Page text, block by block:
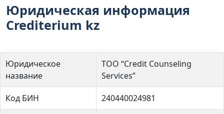
Юридическая информация
Crediterium kz
Юридическое
название
ТОО “Credit Counseling
Services”
Код БИН 240440024981